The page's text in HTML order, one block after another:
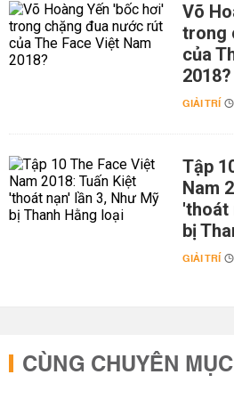
Võ
trong
của
2018?
GIẢI TRÍ
Tập
Nam
'thoát
bị
GIẢI TRÍ
CÙNG CHUYÊN MỤC